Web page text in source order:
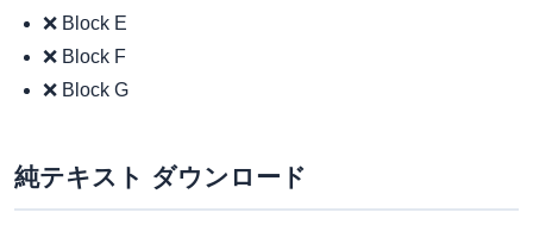
❌ Block E
❌ Block F
❌ Block G
純テキスト ダウンロード